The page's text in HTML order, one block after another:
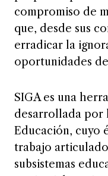
que, desde sus
erradicar la
oportunidades
desarrollada por
Educación, cuyo
trabajo articulado
subsistemas
territorial que